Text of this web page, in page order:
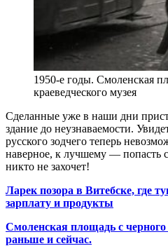
1950-е годы. Смоленская
краеведческого музея
Сделанные уже в наши дни
здание до неузнаваемости.
русского зодчего теперь
наверное, к лучшему — попасть
никто не захочет!
Ларек позора в Витебске, где
зарплату и продукты
Смоленская площадь с
раньше и сейчас.